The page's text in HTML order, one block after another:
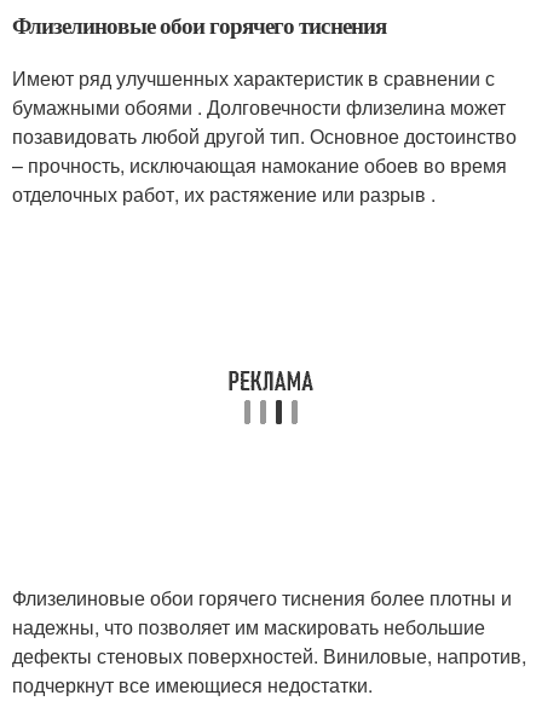
Флизелиновые обои горячего тиснения
Имеют ряд улучшенных характеристик в сравнении с
бумажными обоями . Долговечности флизелина может
позавидовать любой другой тип. Основное достоинство
– прочность, исключающая намокание обоев во время
отделочных работ, их растяжение или разрыв .
Флизелиновые обои горячего тиснения более плотны и
надежны, что позволяет им маскировать небольшие
дефекты стеновых поверхностей. Виниловые, напротив,
подчеркнут все имеющиеся недостатки.